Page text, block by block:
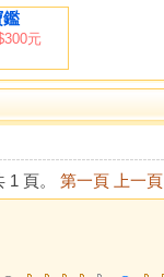
鑑
元
1 頁。 第一頁 上一頁